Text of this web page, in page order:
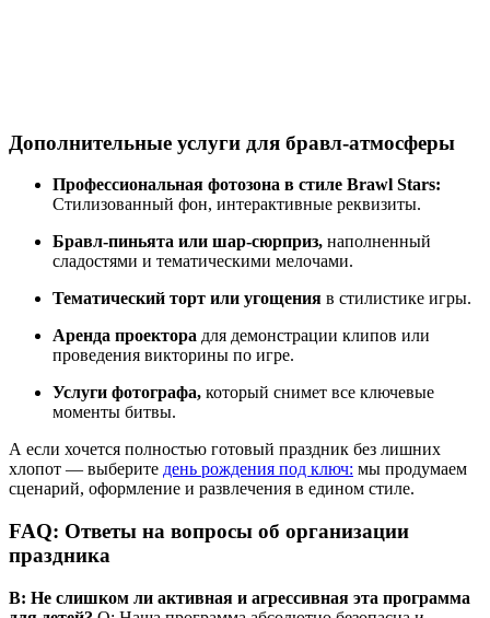
Дополнительные услуги для бравл-атмосферы
Профессиональная фотозона в стиле Brawl Stars:
Стилизованный фон, интерактивные реквизиты.
Бравл-пиньята или шар-сюрприз, наполненный
сладостями и тематическими мелочами.
Тематический торт или угощения в стилистике игры.
Аренда проектора для демонстрации клипов или
проведения викторины по игре.
Услуги фотографа, который снимет все ключевые
моменты битвы.
А если хочется полностью готовый праздник без лишних
хлопот — выберите день рождения под ключ: мы продумaем
сценарий, оформление и развлечения в едином стиле.
FAQ: Ответы на вопросы об организации
праздника
В: Не слишком ли активная и агрессивная эта программа